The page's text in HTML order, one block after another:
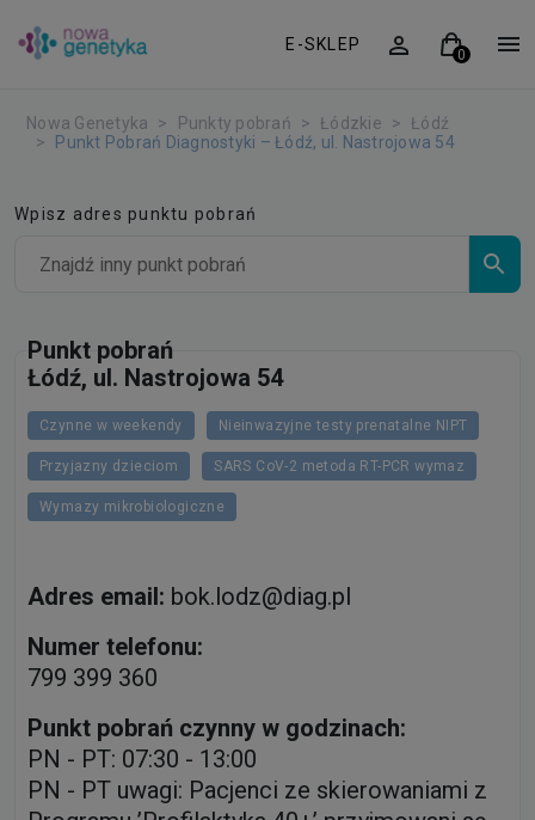
E-SKLEP
Nowa Genetyka Punkty pobrań Łódzkie
Łódź
Punkt Pobrań Diagnostyki – Łódź, ul. Nastrojowa 54
Wpisz adres punktu pobrań
Punkt pobrań
Łódź, ul. Nastrojowa 54
Czynne w weekendy Nieinwazyjne testy prenatalne NIPT
Przyjazny dzieciom SARS CoV-2 metoda RT-PCR wymaz
Wymazy mikrobiologiczne
Adres email: bok.lodz@diag.pl
Numer telefonu:
799 399 360
Punkt pobrań czynny w godzinach:
PN - PT: 07:30 - 13:00
PN - PT uwagi: Pacjenci ze skierowaniami z